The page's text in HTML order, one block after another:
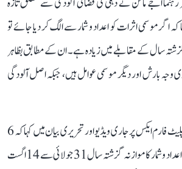
اگر موسمی اثرات کو اعداد و شمار سے الگ کر دیا جائے تو
گزشتہ سال کے مقابلے میں زیادہ ہے۔ ان کے مطابق بظاہر
وجہ بارش اور دیگر موسمی عوامل ہیں، جبکہ اصل آلودگی
اجے ماکن نے سوشل میڈیا پلیٹ فارم ایکس پر جاری ویڈیو اور تحریری بیان میں کہا کہ 6
اگست سے 7 اگست تک کے اعداد و شمار کا موازنہ گزشتہ سال 31 جولائی سے 14 اگست